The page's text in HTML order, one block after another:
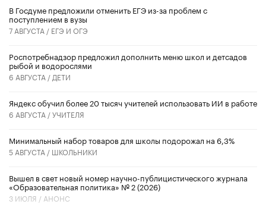
В Госдуме предложили отменить ЕГЭ из-за проблем с
поступлением в вузы
7 АВГУСТА / ЕГЭ И ОГЭ
Роспотребнадзор предложил дополнить меню школ и детсадов
рыбой и водорослями
6 АВГУСТА / ДЕТИ
​Яндекс обучил более 20 тысяч учителей использовать ИИ в работе
6 АВГУСТА /УЧИТЕЛЯ
Минимальный набор товаров для школы подорожал на 6,3%
5 АВГУСТА / ШКОЛЬНИКИ
Вышел в свет новый номер научно-публицистического журнала
«Образовательная политика» № 2 (2026)
3 ИЮЛЯ / АНОНС